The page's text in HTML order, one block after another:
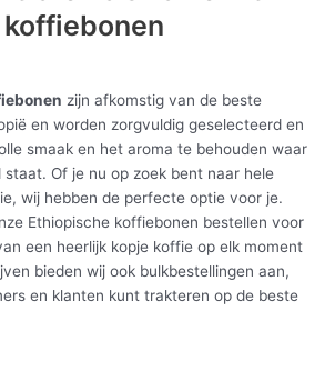
zijn afkomstig van de beste
en worden zorgvuldig geselecteerd en
smaak en het aroma te behouden waar
Of je nu op zoek bent naar hele
wij hebben de perfecte optie voor je.
Ethiopische koffiebonen bestellen voor
een heerlijk kopje koffie op elk moment
bieden wij ook bulkbestellingen aan,
en klanten kunt trakteren op de beste